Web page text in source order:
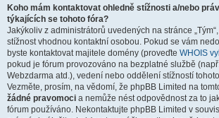
Koho mám kontaktovat ohledně stížnosti a/nebo
týkajících se tohoto fóra?
Jakýkoliv z administrátorů uvedených na stránce
stížnost vhodnou kontaktní osobou. Pokud se vám
byste kontaktovat majitele domény (proveďte WHOIS
pokud je fórum provozováno na bezplatné službě
Webzdarma atd.), vedení nebo oddělení stížností
Vezměte, prosím, na vědomí, že phpBB Limited na
žádné pravomoci a nemůže nést odpovědnost za to
fórum používáno. Nekontaktujte phpBB Limited v